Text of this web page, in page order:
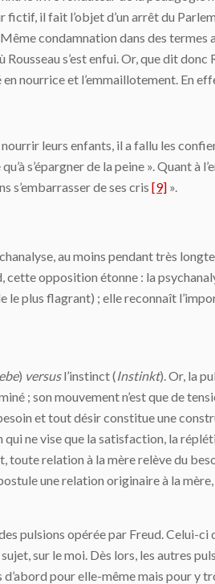
fictif, il fait l’objet d’un arrêt du
condamnation dans des
s’est enfui. Or, que dit
nourrice et l’emmaillotement. En
leurs enfants, il a fallu les
s’épargner de la peine ». Quant à
s’embarrasser de ses cris [9] ».
au moins pendant très
opposition étonne : la
plus flagrant) ; elle reconnaît
) versusl’instinct (Instinkt). Or, la
; son mouvement n’est que de
et tout désir constitue une
qui ne vise que la satisfaction, la
toute relation à la mère relève du
une relation originaire à la
pulsions opérée par Freud. Celui-ci
sur le moi. Dès lors, les autres
pour elle-même mais pour